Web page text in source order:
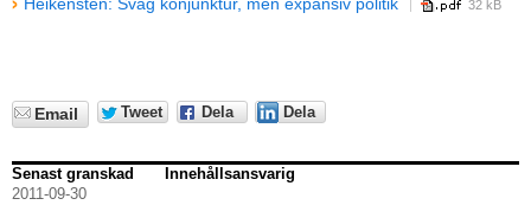
Heikensten: Svag konjunktur, men expansiv politik 32 kB
Email Tweet Dela Dela
Senast granskad
2011-09-30
Innehållsansvarig